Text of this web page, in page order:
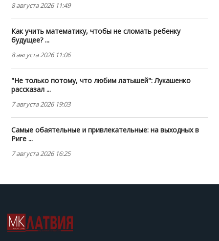
8 августа 2026 11:49
Как учить математику, чтобы не сломать ребенку
будущее? ...
8 августа 2026 11:06
"Не только потому, что любим латышей": Лукашенко
рассказал ...
7 августа 2026 19:03
Самые обаятельные и привлекательные: на выходных в
Риге ...
7 августа 2026 16:25